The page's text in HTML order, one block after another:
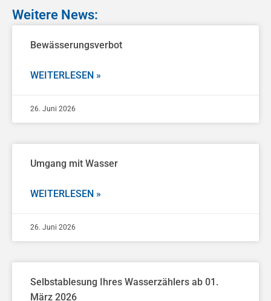
Weitere News:
Bewässerungsverbot
WEITERLESEN »
26. Juni 2026
Umgang mit Wasser
WEITERLESEN »
26. Juni 2026
Selbstablesung Ihres Wasserzählers ab 01.
März 2026